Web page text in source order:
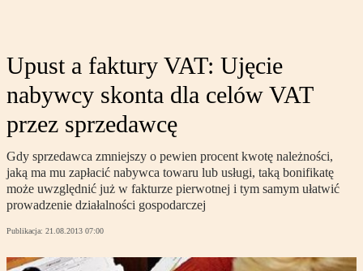
Upust a faktury VAT: Ujęcie
nabywcy skonta dla celów VAT
przez sprzedawcę
Gdy sprzedawca zmniejszy o pewien procent kwotę należności,
jaką ma mu zapłacić nabywca towaru lub usługi, taką bonifikatę
może uwzględnić już w fakturze pierwotnej i tym samym ułatwić
prowadzenie działalności gospodarczej
Publikacja: 21.08.2013 07:00